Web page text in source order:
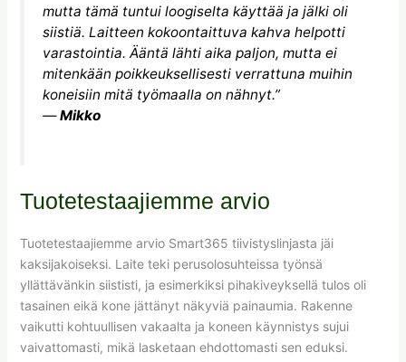
mutta tämä tuntui loogiselta käyttää ja jälki oli
siistiä. Laitteen kokoontaittuva kahva helpotti
varastointia. Ääntä lähti aika paljon, mutta ei
mitenkään poikkeuksellisesti verrattuna muihin
koneisiin mitä työmaalla on nähnyt.”
—Mikko
Tuotetestaajiemme arvio
Tuotetestaajiemme arvio Smart365 tiivistyslinjasta jäi
kaksijakoiseksi. Laite teki perusolosuhteissa työnsä
yllättävänkin siististi, ja esimerkiksi pihakiveyksellä tulos oli
tasainen eikä kone jättänyt näkyviä painaumia. Rakenne
vaikutti kohtuullisen vakaalta ja koneen käynnistys sujui
vaivattomasti, mikä lasketaan ehdottomasti sen eduksi.